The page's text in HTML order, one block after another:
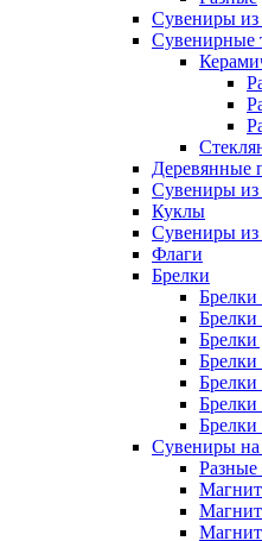
Сувениры из
Сувенирные
Деревянные
Сувениры из
Куклы
Сувениры из
Флаги
Брелки
Брелки
Брелки
Брелки
Брелки
Брелки
Брелки
Брелки
Сувениры на